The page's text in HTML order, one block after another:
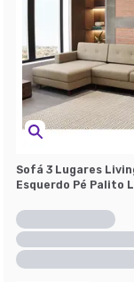
Sofá 3 Lugares
Esquerdo Pé Palito